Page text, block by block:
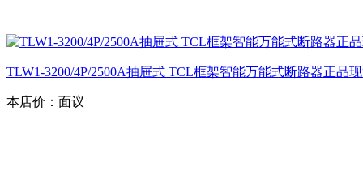
TLW1-3200/4P/2500A抽屉式 TCL框架智能万能式断路器正品
本店价： 面议